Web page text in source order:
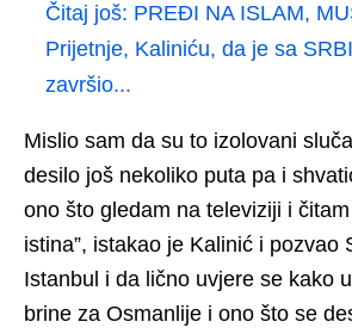
Čitaj još: PREĐI NA ISLAM,
Prijetnje, Kaliniću, da je sa
završio...
Mislio sam da su to izolovani
desilo još nekoliko puta pa i
ono što gledam na televiziji i
istina”, istakao je Kalinić i pozvao
Istanbul i da lično uvjere se kako
brine za Osmanlije i ono što se